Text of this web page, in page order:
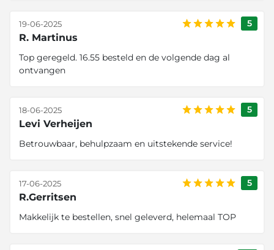
5
R. Martinus
19-06-2025
Top geregeld. 16.55 besteld en de volgende dag al
ontvangen
5
Levi Verheijen
18-06-2025
Betrouwbaar, behulpzaam en uitstekende service!
5
R.Gerritsen
17-06-2025
Makkelijk te bestellen, snel geleverd, helemaal TOP